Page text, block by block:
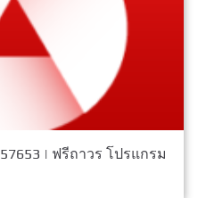
| ฟรีถาวร โปรแกรม